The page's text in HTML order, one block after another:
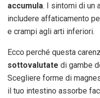
accumula. I sintomi di un
includere affaticamento
e crampi agli arti inferiori.
Ecco perché questa
sottovalutate di gambe
Scegliere forme di
il tuo intestino assorbe